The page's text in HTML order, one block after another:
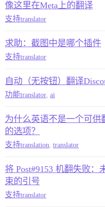
像这里在Meta上的翻译
支持translator
求助：截图中是哪个插件
支持translator
自动（无按钮）翻译
功能translator ai
为什么英语不是一个可供
的选项？
支持translation translator
将 Post#9153 机翻失败：
束的引号
支持translator